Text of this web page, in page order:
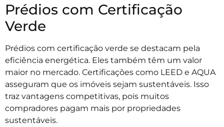
Prédios com Certificação
Verde
Prédios com certificação verde se destacam pela
eficiência energética. Eles também têm um valor
maior no mercado. Certificações como LEED e AQUA
asseguram que os imóveis sejam sustentáveis. Isso
traz vantagens competitivas, pois muitos
compradores pagam mais por propriedades
sustentáveis.